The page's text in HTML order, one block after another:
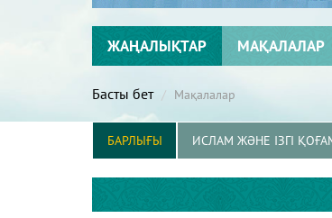
ЖАҢАЛЫҚТАР МАҚАЛАЛАР
Басты бет Мақалалар
БАРЛЫҒЫ ИСЛАМ ЖӘНЕ ІЗГІ